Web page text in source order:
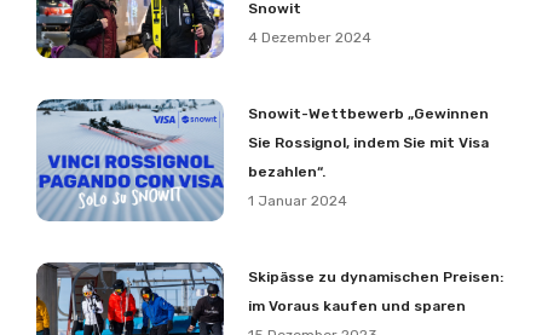
Snowit
4 Dezember 2024
Snowit-Wettbewerb „Gewinnen
Sie Rossignol, indem Sie mit Visa
bezahlen“.
1 Januar 2024
Skipässe zu dynamischen Preisen:
im Voraus kaufen und sparen